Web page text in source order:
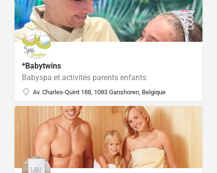
*Babytwins
Babyspa et activités parents enfants
Av. Charles-Quint 188, 1083 Ganshoren, Belgique